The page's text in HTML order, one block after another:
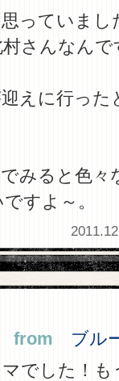
っていまし
さんなんで
えに行った
みると色々
すよ～。
from ブル
でした！も